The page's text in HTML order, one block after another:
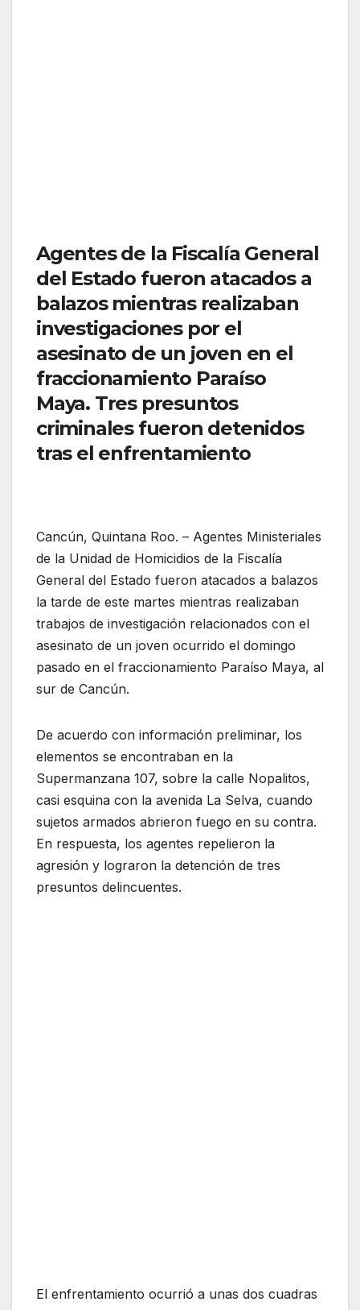
Agentes de la Fiscalía General
del Estado fueron atacados a
balazos mientras realizaban
investigaciones por el
asesinato de un joven en el
fraccionamiento Paraíso
Maya. Tres presuntos
criminales fueron detenidos
tras el enfrentamiento
Cancún, Quintana Roo. – Agentes Ministeriales
de la Unidad de Homicidios de la Fiscalía
General del Estado fueron atacados a balazos
la tarde de este martes mientras realizaban
trabajos de investigación relacionados con el
asesinato de un joven ocurrido el domingo
pasado en el fraccionamiento Paraíso Maya, al
sur de Cancún.
De acuerdo con información preliminar, los
elementos se encontraban en la
Supermanzana 107, sobre la calle Nopalitos,
casi esquina con la avenida La Selva, cuando
sujetos armados abrieron fuego en su contra.
En respuesta, los agentes repelieron la
agresión y lograron la detención de tres
presuntos delincuentes.
El enfrentamiento ocurrió a unas dos cuadras